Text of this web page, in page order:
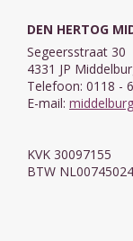
DEN HERTOG
Segeersstraat 30
4331 JP
Telefoon: 0118 -
E-mail:
KVK 30097155
BTW